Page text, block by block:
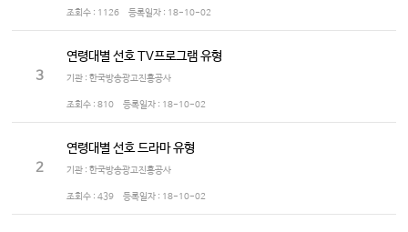
조회수 : 1126 등록일자 : 18-10-02
3
연령대별 선호 TV프로그램 유형
기관 : 한국방송광고진흥공사
조회수 : 810 등록일자 : 18-10-02
2
연령대별 선호 드라마 유형
기관 : 한국방송광고진흥공사
조회수 : 439 등록일자 : 18-10-02